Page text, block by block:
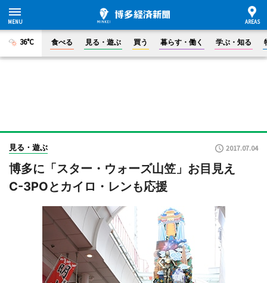
36°C 食べる 見る・遊ぶ 買う 暮らす・働く 学ぶ・知る
見る・遊ぶ 2017.07.04
博多に「スター・ウォーズ山笠」お目見え
C-3POとカイロ・レンも応援